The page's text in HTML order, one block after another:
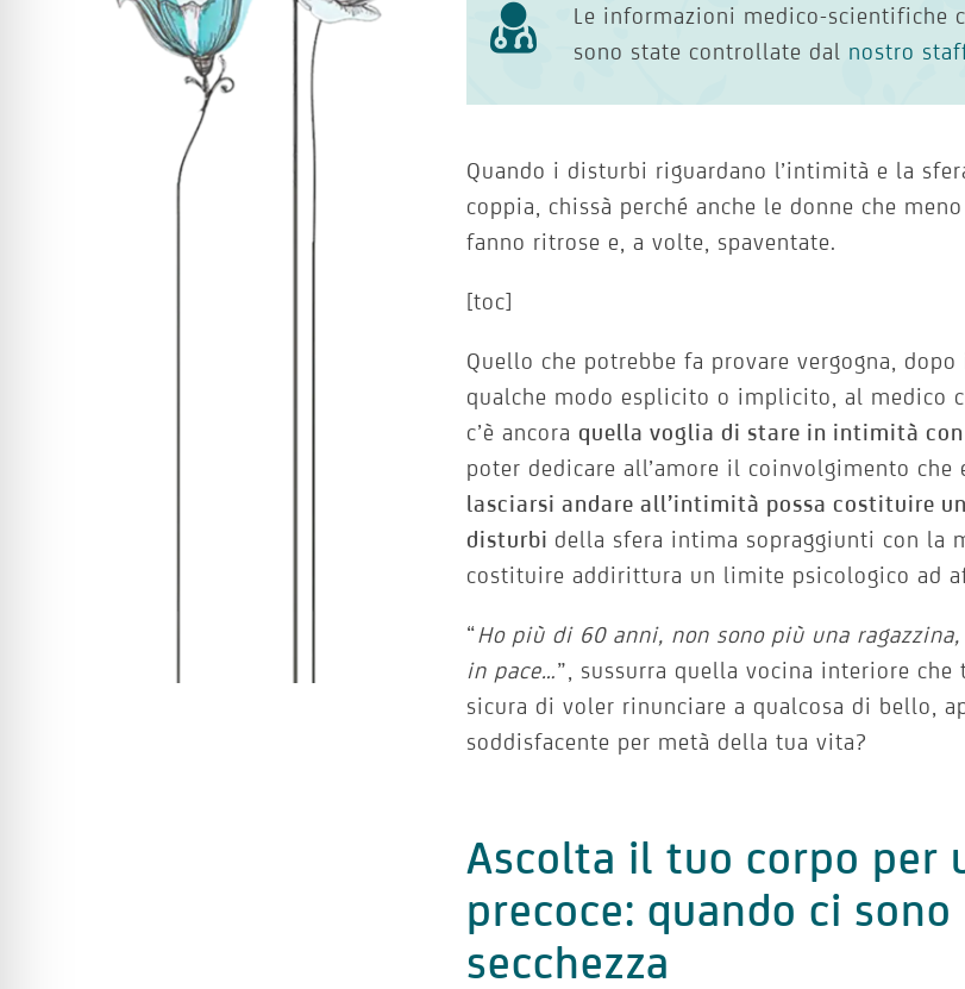
Le informazioni medico-scientifiche
sono state controllate dal nostro
Quando i disturbi riguardano l’intimità e la
coppia, chissà perché anche le donne che
fanno ritrose e, a volte, spaventate.
[toc]
Quello che potrebbe fa provare vergogna,
qualche modo esplicito o implicito, al medico
c’è ancoraquella voglia di stare in intimità
poter dedicare all’amore il coinvolgimento
lasciarsi andare all’intimità possa costituire
disturbi della sfera intima sopraggiunti con la
costituire addirittura un limite psicologico ad
“Ho più di 60 anni, non sono più una
in pace…”, sussurra quella vocina interiore
sicura di voler rinunciare a qualcosa di bello,
soddisfacente per metà della tua vita?
Ascolta il tuo corpo per
precoce: quando ci
secchezza